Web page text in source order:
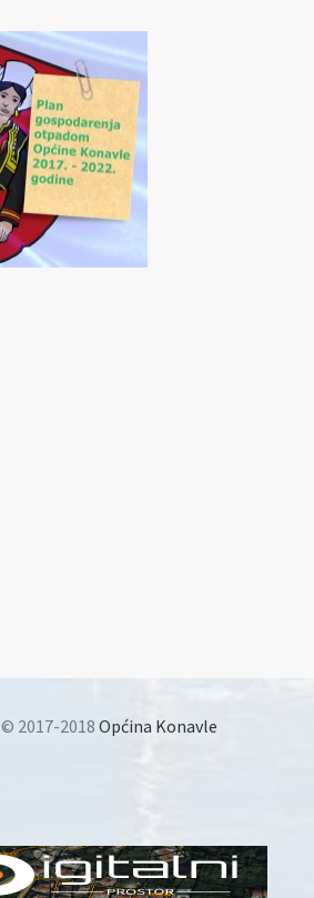
© 2017-2018 Općina Konavle